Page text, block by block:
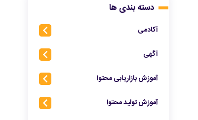
دسته بندی ها
آکادمی
آگهی
آموزش بازاریابی محتوا
آموزش تولید محتوا